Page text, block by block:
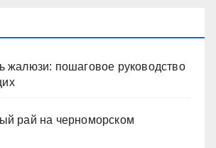
жалюзи: пошаговое руководство
рай на черноморском